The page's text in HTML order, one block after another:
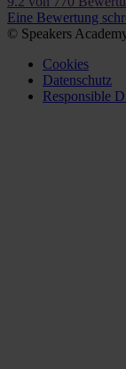
Eine Bewertung
© Speakers
Cookies
Datenschutz
Responsible